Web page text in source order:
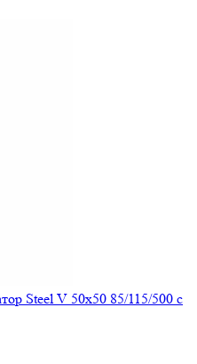
Steel V 50х50 85/115/500 с